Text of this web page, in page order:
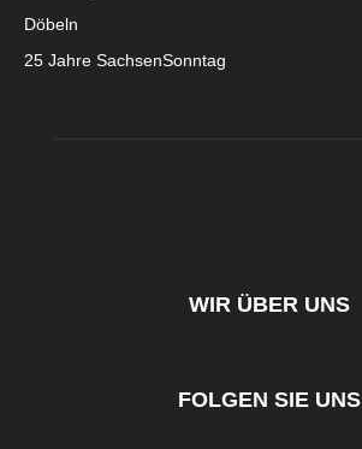
Döbeln
25 Jahre SachsenSonntag
WIR ÜBER UNS
FOLGEN SIE UNS